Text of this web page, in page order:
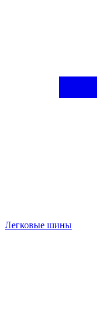
Легковые шины